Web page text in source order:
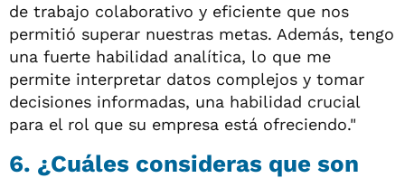
de trabajo colaborativo y eficiente que nos
permitió superar nuestras metas. Además, tengo
una fuerte habilidad analítica, lo que me
permite interpretar datos complejos y tomar
decisiones informadas, una habilidad crucial
para el rol que su empresa está ofreciendo."
6. ¿Cuáles consideras que son